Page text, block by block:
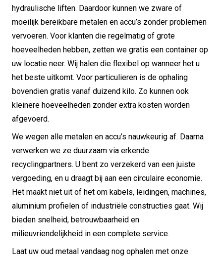
hydraulische liften. Daardoor kunnen we zware of
moeilijk bereikbare metalen en accu’s zonder problemen
vervoeren. Voor klanten die regelmatig of grote
hoeveelheden hebben, zetten we gratis een container op
uw locatie neer. Wij halen die flexibel op wanneer het u
het beste uitkomt. Voor particulieren is de ophaling
bovendien gratis vanaf duizend kilo. Zo kunnen ook
kleinere hoeveelheden zonder extra kosten worden
afgevoerd.
We wegen alle metalen en accu’s nauwkeurig af. Daarna
verwerken we ze duurzaam via erkende
recyclingpartners. U bent zo verzekerd van een juiste
vergoeding, en u draagt bij aan een circulaire economie.
Het maakt niet uit of het om kabels, leidingen, machines,
aluminium profielen of industriële constructies gaat. Wij
bieden snelheid, betrouwbaarheid en
milieuvriendelijkheid in een complete service.
Laat uw oud metaal vandaag nog ophalen met onze